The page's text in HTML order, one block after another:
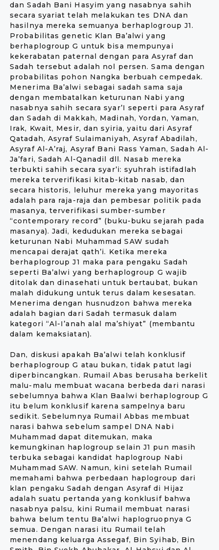
dan Sadah Bani Hasyim yang nasabnya sahih
secara syariat telah melakukan tes DNA dan
hasilnya mereka semuanya berhaplogroup J1.
Probabilitas genetic Klan Ba’alwi yang
berhaplogroup G untuk bisa mempunyai
kekerabatan paternal dengan para Asyraf dan
Sadah tersebut adalah nol persen. Sama dengan
probabilitas pohon Nangka berbuah cempedak.
Menerima Ba’alwi sebagai sadah sama saja
dengan membatalkan keturunan Nabi yang
nasabnya sahih secara syar’I seperti para Asyraf
dan Sadah di Makkah, Madinah, Yordan, Yaman,
Irak, Kwait, Mesir, dan syiria, yaitu dari Asyraf
Qatadah, Asyraf Sulaimaniyah, Asyraf Abadilah,
Asyraf Al-A’raj, Asyraf Bani Rass Yaman, Sadah Al-
Ja’fari, Sadah Al-Qanadil dll. Nasab mereka
terbukti sahih secara syar’i: syuhrah istifadlah
mereka terverifikasi kitab-kitab nasab, dan
secara historis, leluhur mereka yang mayoritas
adalah para raja-raja dan pembesar politik pada
masanya, terverifikasi sumber-sumber
“contemporary record” (buku-buku sejarah pada
masanya). Jadi, kedudukan mereka sebagai
keturunan Nabi Muhammad SAW sudah
mencapai derajat qath’i. Ketika mereka
berhaplogroup J1 maka para pengaku Sadah
seperti Ba’alwi yang berhaplogroup G wajib
ditolak dan dinasehati untuk bertaubat, bukan
malah didukung untuk terus dalam kesesatan.
Menerima dengan husnudzon bahwa mereka
adalah bagian dari Sadah termasuk dalam
kategori “Al-I’anah alal ma’shiyat” (membantu
dalam kemaksiatan).
Dan, diskusi apakah Ba’alwi telah konklusif
berhaplogroup G atau bukan, tidak patut lagi
diperbincangkan. Rumail Abas berusaha berkelit
malu-malu membuat wacana berbeda dari narasi
sebelumnya bahwa Klan Baalwi berhaplogroup G
itu belum konklusif karena sampelnya baru
sedikit. Sebelumnya Rumail Abbas membuat
narasi bahwa sebelum sampel DNA Nabi
Muhammad dapat ditemukan, maka
kemungkinan haplogroup selain J1 pun masih
terbuka sebagai kandidat haplogroup Nabi
Muhammad SAW. Namun, kini setelah Rumail
memahami bahwa perbedaan haplogroup dari
klan pengaku Sadah dengan Asyraf di Hijaz
adalah suatu pertanda yang konklusif bahwa
nasabnya palsu, kini Rumail membuat narasi
bahwa belum tentu Ba’alwi haplogruopnya G
semua. Dengan narasi itu Rumail telah
menendang keluarga Assegaf, Bin Syihab, Bin